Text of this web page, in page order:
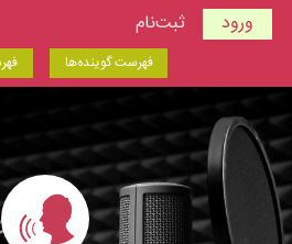
ورود ثبت‌نام
فهرست گوینده‌ها